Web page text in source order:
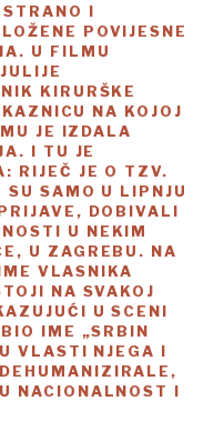
I
POVIJESNE
U FILMU
KIRURŠKE
NA KOJOJ
JE IZDALA
I TU JE
RIJEČ JE O TZV.
SU SAMO U LIPNJU
DOBIVALI
U NEKIM
U ZAGREBU. NA
VLASNIKA
NA SVAKOJ
U SCENI
IME „SRBIN
VLASTI NJEGA I
NACIONALNOST I